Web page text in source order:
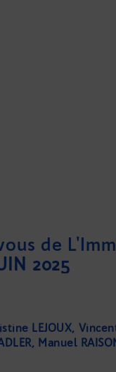
de
2025
LEJOUX
Manuel